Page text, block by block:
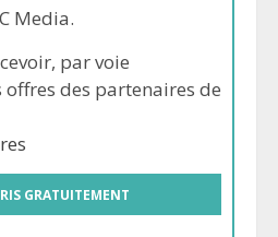
Media.
par voie
des partenaires de